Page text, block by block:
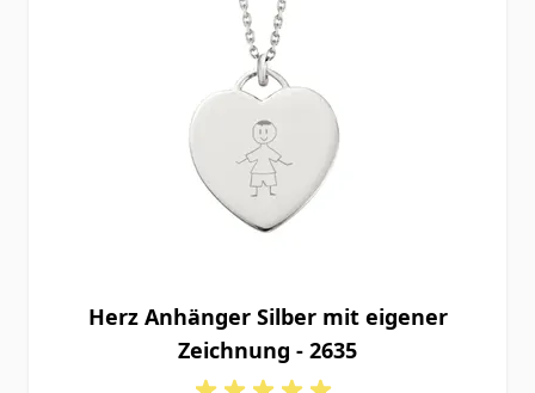
Herz Anhänger Silber mit eigener
Zeichnung - 2635